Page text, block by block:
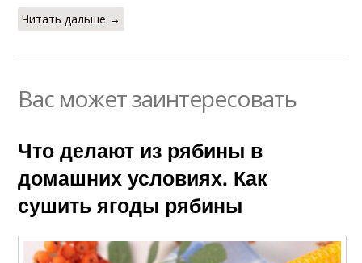
Читать дальше →
Вас может заинтересовать
Что делают из рябины в
домашних условиях. Как
сушить ягоды рябины